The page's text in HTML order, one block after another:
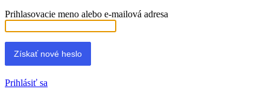
Prihlasovacie meno alebo e-mailová adresa
Prihlásiť sa